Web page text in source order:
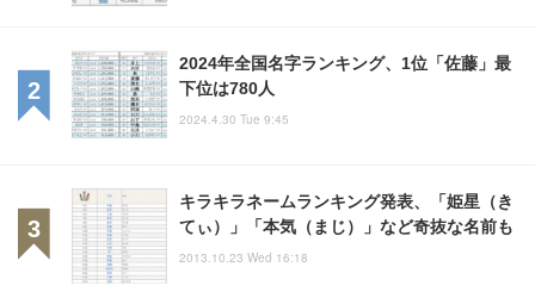
2024年全国名字ランキング、1位「佐藤」最
下位は780人
2024.4.30 Tue 9:45
キラキラネームランキング発表、「姫星（き
てぃ）」「本気（まじ）」など奇抜な名前も
2013.10.23 Wed 16:18